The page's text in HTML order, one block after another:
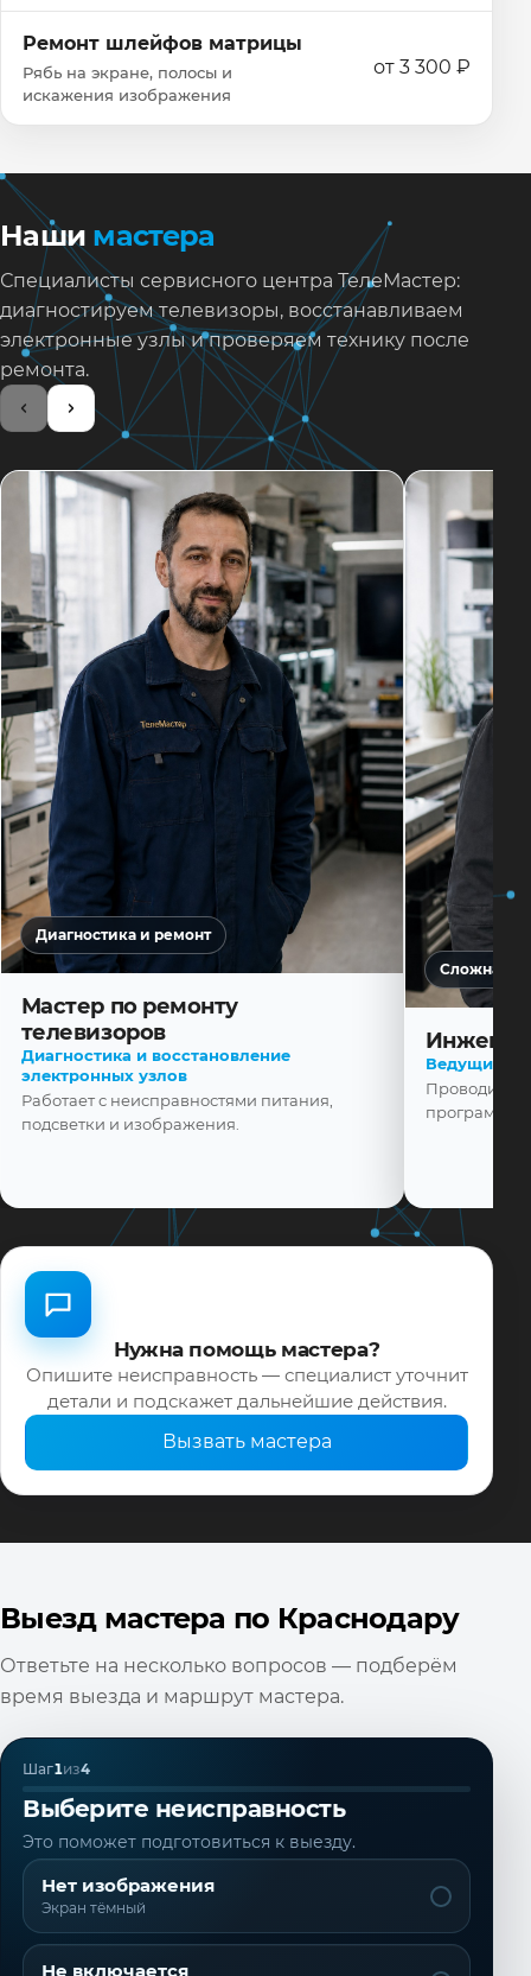
Ремонт шлейфов матрицы
Рябь на экране, полосы и
искажения изображения
от 3 300 ₽
Наши мастера
Специалисты сервисного центра ТелеМастер:
диагностируем телевизоры, восстанавливаем
электронные узлы и проверяем технику после
ремонта.
Диагностика и ремонт
Мастер по ремонту
телевизоров
Диагностика и восстановление
электронных узлов
Работает с неисправностями питания,
подсветки и изображения.
Сложная
Ведущий
Проводит
Нужна помощь мастера?
Опишите неисправность — специалист уточнит
детали и подскажет дальнейшие действия.
Вызвать мастера
Выезд мастера по Краснодару
Ответьте на несколько вопросов — подберём
время выезда и маршрут мастера.
Шаг1из4
Выберите неисправность
Это поможет подготовиться к выезду.
Нет изображения
Экран тёмный
Не включается